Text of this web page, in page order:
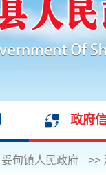
政府
妥甸镇人民政府 >>